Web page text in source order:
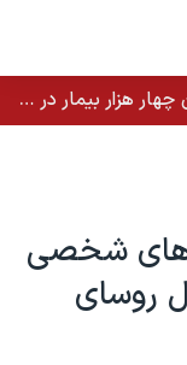
کمبود شدید داروهای هموفیلی در ایران؛ جان چهار هزار بیمار در خطر است
شخصی
روسای